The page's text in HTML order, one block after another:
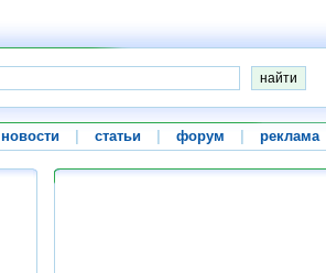
новости статьи форум реклама